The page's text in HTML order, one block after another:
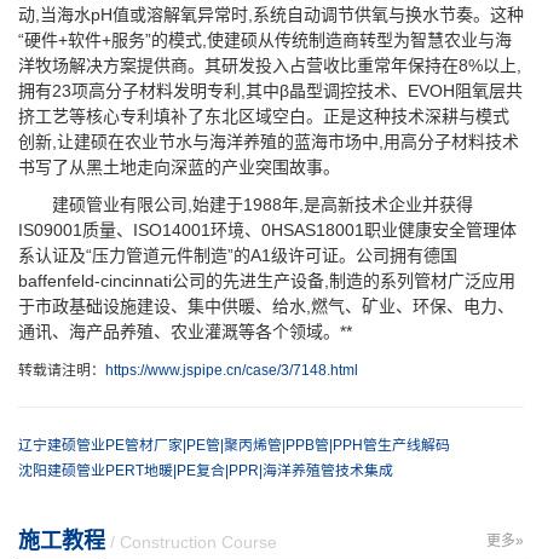
动,当海水pH值或溶解氧异常时,系统自动调节供氧与换水节奏。这种
“硬件+软件+服务”的模式,使建硕从传统制造商转型为智慧农业与海
洋牧场解决方案提供商。其研发投入占营收比重常年保持在8%以上,
拥有23项高分子材料发明专利,其中β晶型调控技术、EVOH阻氧层共
挤工艺等核心专利填补了东北区域空白。正是这种技术深耕与模式
创新,让建硕在农业节水与海洋养殖的蓝海市场中,用高分子材料技术
书写了从黑土地走向深蓝的产业突围故事。
建硕管业有限公司,始建于1988年,是高新技术企业并获得
IS09001质量、ISO14001环境、0HSAS18001职业健康安全管理体
系认证及“压力管道元件制造”的A1级许可证。公司拥有德国
baffenfeld-cincinnati公司的先进生产设备,制造的系列管材广泛应用
于市政基础设施建设、集中供暖、给水,燃气、矿业、环保、电力、
通讯、海产品养殖、农业灌溉等各个领域。**
转载请注明： https://www.jspipe.cn/case/3/7148.html
辽宁建硕管业PE管材厂家|PE管|聚丙烯管|PPB管|PPH管生产线解码
沈阳建硕管业PERT地暖|PE复合|PPR|海洋养殖管技术集成
更多»
施工教程 / Construction Course